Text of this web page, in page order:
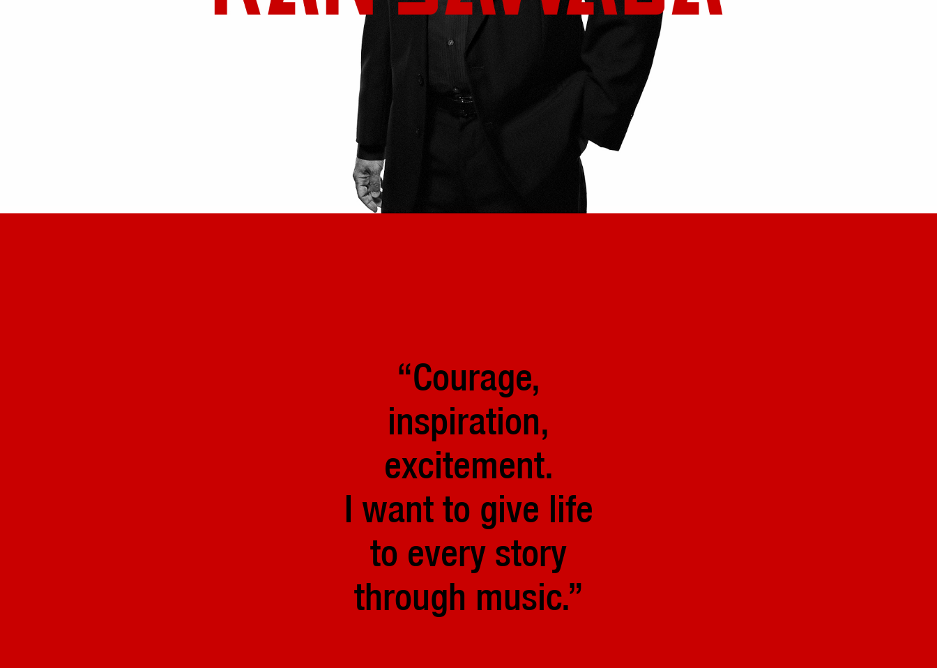
“Courage,
inspiration,
excitement.
I want to give life
to every story
through music.”